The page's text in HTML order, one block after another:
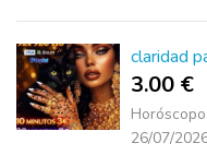
claridad
3.00 €
26/07/